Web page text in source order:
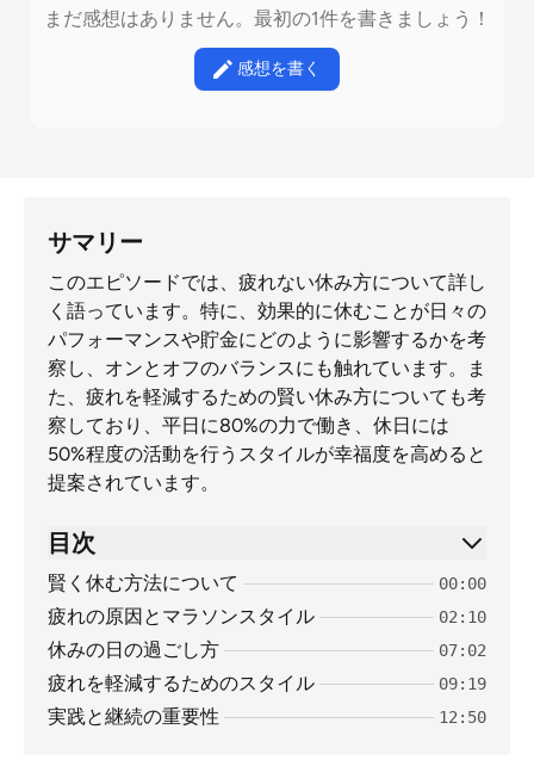
まだ感想はありません。最初の1件を書きましょう！
感想を書く
サマリー
このエピソードでは、疲れない休み方について詳し
く語っています。特に、効果的に休むことが日々の
パフォーマンスや貯金にどのように影響するかを考
察し、オンとオフのバランスにも触れています。ま
た、疲れを軽減するための賢い休み方についても考
察しており、平日に80%の力で働き、休日には
50%程度の活動を行うスタイルが幸福度を高めると
提案されています。
目次
賢く休む方法について 00:00
疲れの原因とマラソンスタイル 02:10
休みの日の過ごし方 07:02
疲れを軽減するためのスタイル 09:19
実践と継続の重要性 12:50